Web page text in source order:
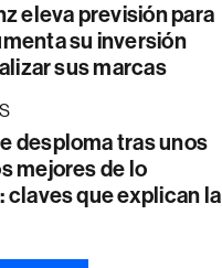
eleva previsión para
su inversión
sus marcas
desploma tras unos
mejores de lo
claves que explican la